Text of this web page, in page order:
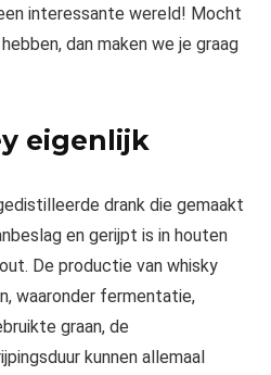
interessante wereld! Mocht
dan maken we je graag
eigenlijk
drank die gemaakt
en gerijpt is in houten
De productie van whisky
waaronder fermentatie,
graan, de
kunnen allemaal